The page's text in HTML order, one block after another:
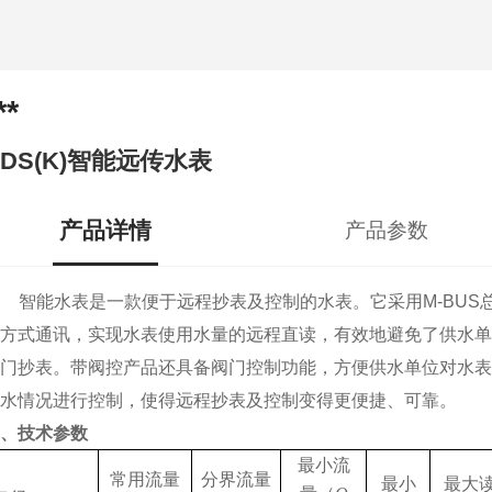
智能远传水表
产品详情 产品参数
智能水表是一款便于远程抄表及控制的水表。它采用 M-BUS
式通讯，实现水表使用水量的远程直读，有效地避免了供水
门抄表。 带阀控产品还具备阀门控制功能，方便供水单位对水
情况进行控制，使得远程抄表及控制变得更便捷、可靠。
、技术参数
常用流量 分界流量
最小流
最小 最大